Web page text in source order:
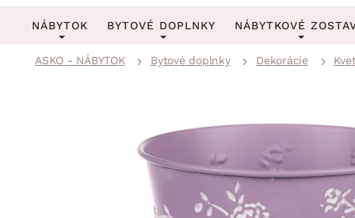
NÁBYTOK
Obývacia izba
Pracovňa a kancelária
BYTOVÉ DOPLNKY
Stropné osvetlenie
Lustre a závesné
Stojacie lampy
Zobrazit vše
NÁBYTKOVÉ
Kancelárske
Kuchynské
Detské
ASKO - NÁBYTOK Bytové doplnky Dekorácie